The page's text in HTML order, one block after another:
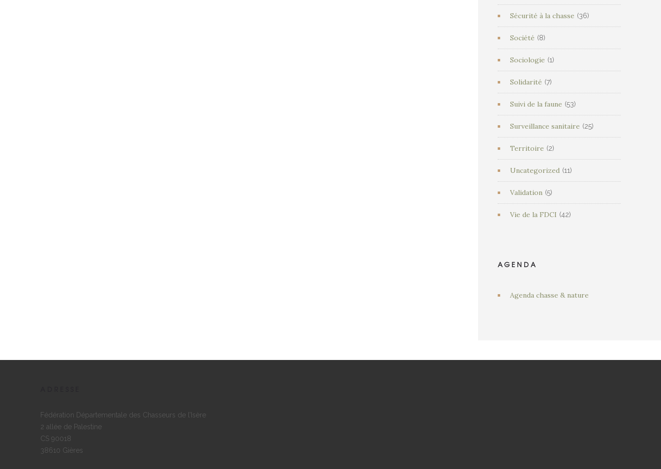
Sécurité à la chasse (36)
Société (8)
Sociologie (1)
Solidarité (7)
Suivi de la faune (53)
Surveillance sanitaire (25)
Territoire (2)
Uncategorized (11)
Validation (5)
Vie de la FDCI (42)
AGENDA
Agenda chasse & nature
Fédération Départementale des Chasseurs de l’Isère
2 allée de Palestine
CS 90018
38610 Gières